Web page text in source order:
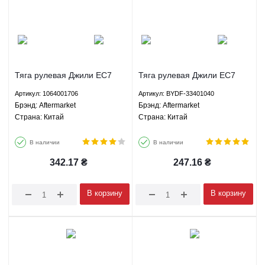
Тяга рулевая Джили ЕС7
Лифан 620 Солано -
1064001706 Aftermarket
Артикул: 1064001706
Брэнд: Aftermarket
Страна: Китай
В наличии
342.17 ₴
В корзину
Тяга рулевая Джили ЕС7
Лифан 620 Солано - BYDF-
33401040 Aftermarket
Артикул: BYDF-33401040
Брэнд: Aftermarket
Страна: Китай
В наличии
247.16 ₴
В корзину